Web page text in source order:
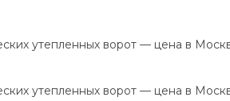
утепленных ворот — цена в
утепленных ворот — цена в